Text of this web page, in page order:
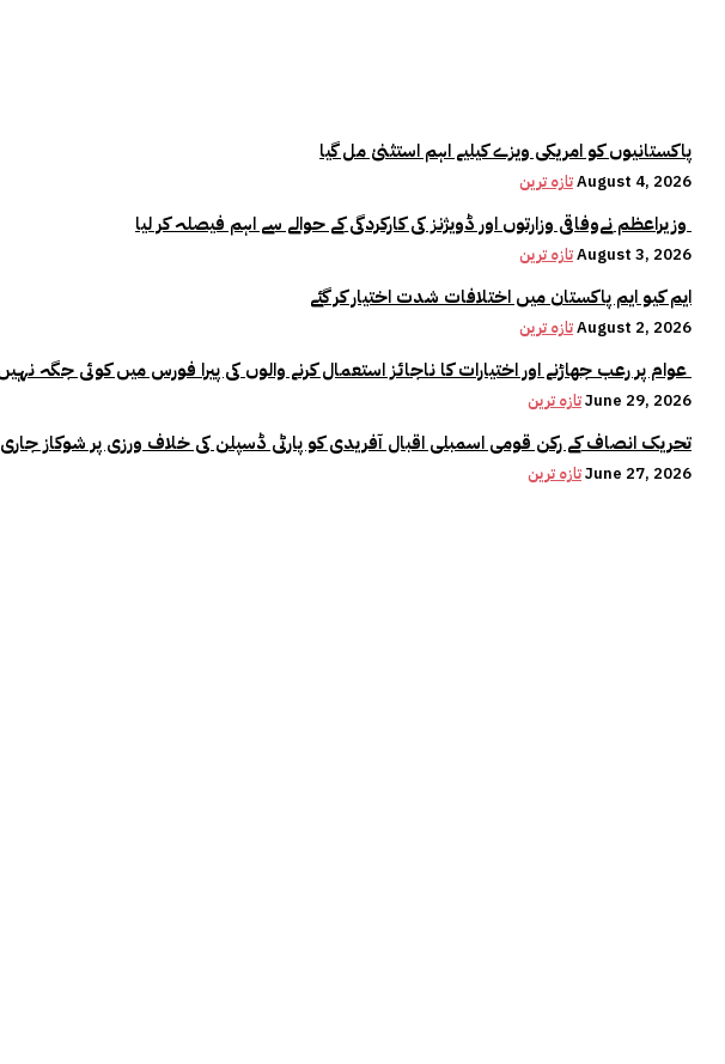
پاکستانیوں کو امریکی ویزے کیلیے اہم استثنیٰ مل گیا
تازہ ترینAugust 4, 2026
تازہ ترینAugust 3, 2026
ایم کیو ایم پاکستان میں اختلافات شدت اختیار کر گئے
تازہ ترینAugust 2, 2026
تازہ ترینJune 29, 2026
تحریک انصاف کے رکن قومی اسمبلی اقبال آفریدی کو پارٹی ڈسپلن کی خلاف ورزی پر شوکاز جاری
تازہ ترینJune 27, 2026